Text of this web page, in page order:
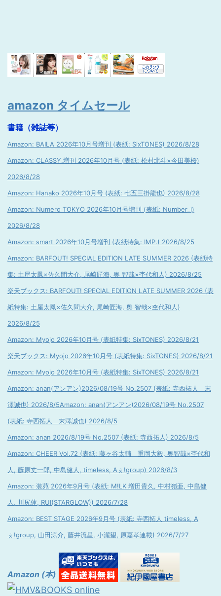
amazon タイムセール
書籍（雑誌等）
Amazon: BAILA 2026年10月号増刊 (表紙: SixTONES) 2026/8/28
Amazon: CLASSY.増刊 2026年10月号 (表紙: 松村北斗×今田美桜)
2026/8/28
Amazon: Hanako 2026年10月号 (表紙: 七五三掛龍也) 2026/8/28
Amazon: Numero TOKYO 2026年10月号増刊 (表紙: Number_i)
2026/8/28
Amazon: smart 2026年10月号増刊 (表紙特集: IMP.) 2026/8/25
Amazon: BARFOUT! SPECIAL EDITION LATE SUMMER 2026 (表紙特
集: 土屋太鳳×佐久間大介, 尾崎匠海, 奥 智哉×杢代和人) 2026/8/25
楽天ブックス: BARFOUT! SPECIAL EDITION LATE SUMMER 2026 (表
紙特集: 土屋太鳳×佐久間大介, 尾崎匠海, 奥 智哉×杢代和人)
2026/8/25
Amazon: Myojo 2026年10月号 (表紙特集: SixTONES) 2026/8/21
楽天ブックス: Myojo 2026年10月号 (表紙特集: SixTONES) 2026/8/21
Amazon: Myojo 2026年10月号 (表紙特集: SixTONES) 2026/8/21
Amazon: anan(アンアン)2026/08/19号 No.2507 (表紙: 寺西拓人 末
澤誠也) 2026/8/5Amazon: anan(アンアン)2026/08/19号 No.2507
(表紙: 寺西拓人 末澤誠也) 2026/8/5
Amazon: anan 2026/8/19号 No.2507 (表紙: 寺西拓人) 2026/8/5
Amazon: CHEER Vol.72 (表紙: 藤ヶ谷太輔 重岡大毅, 奥智哉×杢代和
人, 藤原丈一郎, 中島健人, timeless, Aぇ!group) 2026/8/3
Amazon: 装苑 2026年9月号 (表紙: M!LK 増田貴久, 中村嶺亜, 中島健
人, 川尻蓮, RUI(STARGLOW)) 2026/7/28
Amazon: BEST STAGE 2026年9月号 (表紙: 寺西拓人 timeless, A
ぇ!group, 山田涼介, 藤井流星, 小瀧望, 原嘉孝連載) 2026/7/27
Amazon (本)